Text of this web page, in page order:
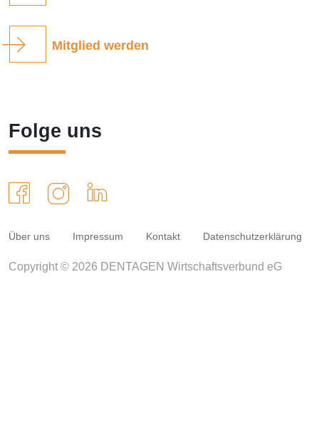
Mitglied werden
Folge uns
Über uns Impressum Kontakt Datenschutzerklärung
Copyright © 2026 DENTAGEN Wirtschaftsverbund eG